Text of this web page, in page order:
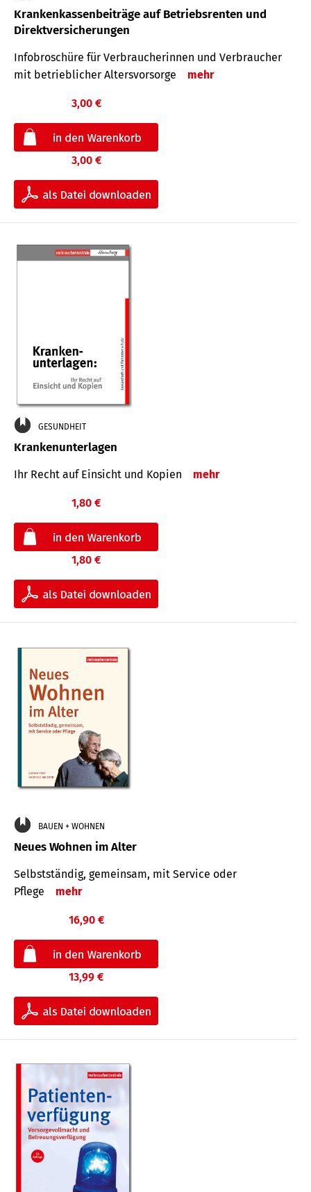
Krankenkassenbeiträge auf Betriebsrenten und
Direktversicherungen
Infobroschüre für Verbraucherinnen und Verbraucher
mit betrieblicher Altersvorsorge
mehr
3,00 €
3,00 €
GESUNDHEIT
Krankenunterlagen
Ihr Recht auf Einsicht und Kopien mehr
1,80 €
1,80 €
BAUEN + WOHNEN
Neues Wohnen im Alter
Selbstständig, gemeinsam, mit Service oder
Pflege
mehr
16,90 €
13,99 €